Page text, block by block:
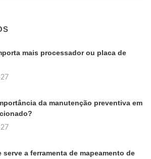
mais processador ou placa de
da manutenção preventiva em
serve a ferramenta de mapeamento de